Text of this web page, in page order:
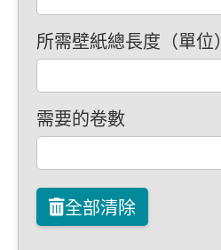
所需壁紙總長度（單位）
需要的卷數
全部清除